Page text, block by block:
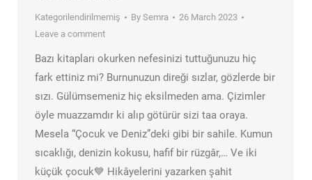
Kategorilendirilmemiş By Semra
26 March 2023
Leave a comment
Bazı kitapları okurken nefesinizi tuttuğunuzu hiç
fark ettiniz mi? Burnunuzun direği sızlar, gözlerde bir
sızı. Gülümsemeniz hiç eksilmeden ama. Çizimler
öyle muazzamdır ki alıp götürür sizi taa oraya.
Mesela “Çocuk ve Deniz”deki gibi bir sahile. Kumun
sıcaklığı, denizin kokusu, hafif bir rüzgâr,… Ve iki
küçük çocuk💙 Hikâyelerini yazarken şahit